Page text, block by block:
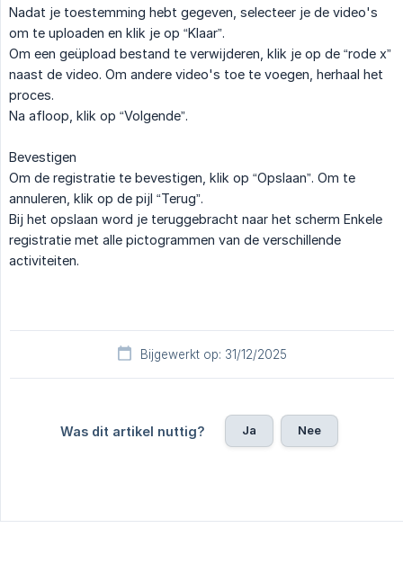
Nadat je toestemming hebt gegeven, selecteer je de video's
om te uploaden en klik je op “Klaar”.
Om een geüpload bestand te verwijderen, klik je op de “rode x”
naast de video. Om andere video's toe te voegen, herhaal het
proces.
Na afloop, klik op “Volgende”.
Bevestigen
Om de registratie te bevestigen, klik op “Opslaan”. Om te
annuleren, klik op de pijl “Terug”.
Bij het opslaan word je teruggebracht naar het scherm Enkele
registratie met alle pictogrammen van de verschillende
activiteiten.
Bijgewerkt op: 31/12/2025
Was dit artikel nuttig? Ja Nee